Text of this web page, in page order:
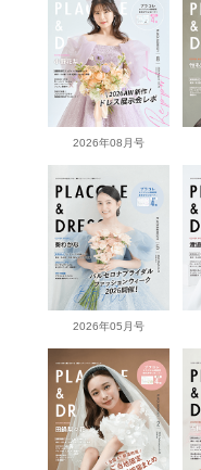
2026年08月号
2026年05月号